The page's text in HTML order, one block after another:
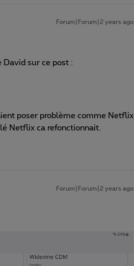
Forum|Forum|2 years ago
sur ce post :
poser problème comme Netflix
Netflix ca refonctionnait.
Forum|Forum|2 years ago